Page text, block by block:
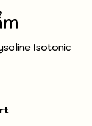
Isotonic